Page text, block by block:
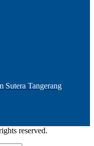
Sutera Tangerang
reserved.